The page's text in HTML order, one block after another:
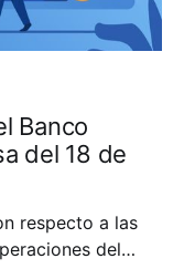
Banco
del 18 de
respecto a las